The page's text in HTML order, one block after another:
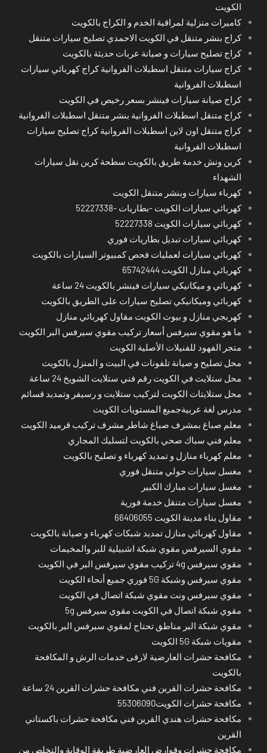
الكويت
كاميرات منزلية لمراقبة الخدم و الكراج بالكويت
كراج بنشر متنقل في الكويت الاحمدي تصليح سيارات متنقل
كراج تصليح سيارات و صيانة عربات حديثة بالكويت
كراج سيارات متنقل اسطبلات الفروانية كراج كهربائي سيارات
اسطبلات الفروانية
كراج صيانة سيارات فينشر بسعر رخيص في الكويت
كراج متنقل اسطبلات الفروانية بنشر متنقل اسطبلات الفروانية
كراج متنقل اون لاين اسطبلات الفروانية كراج تصليح سيارات
اسطبلات الفروانية
كرين ونش خدمة طريق بالكويت سطحة كرين نقل سيارات
الشهداء
كهرباء سيارات وبنشر متنقل الكويت
كهربائي سيارات الكويت -بطاريات -52227338
كهربائي سيارات الكويت 52227338
كهربائي سيارات تبديل بطاريات فوري
كهربائي سيارات لعمليات فحص كمبيوتر السيارات بالكويت
كهربائي منازل الكويت 65742444
كهربائي و ميكانيكي سيارات فينشر بالكويت 24 ساعة
كهربائي وميكانيكي تصليح سيارات على الطريق بالكويت
كهربجي منازل و بيوت الكويت مقاول كهربائي منازل
ما هو مقوي سيرفس أسعار تركيب مقوي سيرفس البر الكويت
متجر الفهود للفنيلات الأصلية الكويت
محل تصليح و صيانة تلفونات في البيت و المنزل بالكويت
محل ستلايت في الكويت رقم فني ستلايت الشويخ 24 ساعة
محل ستلايتات الكويت لتركيب ستلايت و رسيفر وتمديد قسائم
مدرس لغة عربيةجميع المستويات الكويت
معلم صباغ بمشرف صباغ شاطر مشرف تركيب قرميد الكويت
معلم فني سباك صحي بالكويت لتسليك المجاري
معلم كهرباء منازل و تمديد كهرباء و تصليح بالكويت
مغسل سيارات حولي متنقل فوري
مغسل سيارات مبارك الكبير
مغسل سيارات متنقل خدمة فورية
مقاول بناء مدينة الكويت 66406055
مقاول كهربائي منازل تمديد شبكات كهرباء و صيانة بالكويت
مقوي السيرفس مقوي شبكة اشبيلية للبر والمخيمات
مقوي سيرفس 4g تركيب مقوي سيرفس البر في الكويت
مقوي سيرفس وشبكة 5G فوري جميع أنحاء الكويت
مقوي سيرفس ونت مقوي شبكة اتصال في الكويت
مقوي شبكة اتصال في الكويت مقوي سيرفس 5g
مقوي شبكة البر مناطق تحتاج لمقوي سيرفس البر بالكويت
مقويات شبكة 5G الكويت
مكافحة حشرات العارضية لارقى خدمات الرش و المكافحة
بالكويت
مكافحة حشرات القرين فني مكافحة حشرات القرين 24 ساعة
مكافحة حشرات الكويت55306090
مكافحة حشرات هندي القرين فني مكافحة حشرات باكستاني
القرين
مكافحة حشرات وقوارض العارضية طريقة الوقاية والتخلص من